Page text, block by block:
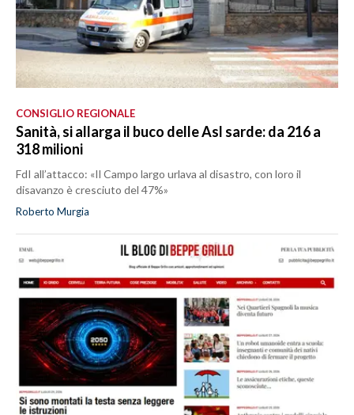
CONSIGLIO REGIONALE
Sanità, si allarga il buco delle Asl sarde: da 216 a
318 milioni
FdI all’attacco: «Il Campo largo urlava al disastro, con loro il
disavanzo è cresciuto del 47%»
Roberto Murgia